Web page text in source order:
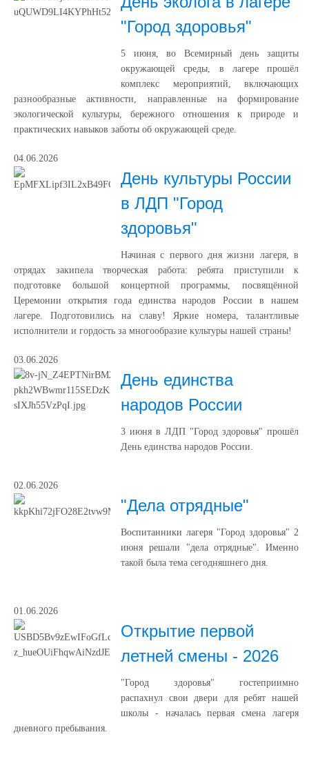
"Город здоровья"
5 июня, во Всемирный день защиты
окружающей среды, в лагере прошёл
комплекс мероприятий, включающих
разнообразные активности, направленные на формирование
экологической культуры, бережного отношения к природе и
практических навыков заботы об окружающей среде.
04.06.2026
День культуры России
в ЛДП "Город
здоровья"
Начиная с первого дня жизни лагеря, в
отрядах закипела творческая работа: ребята приступили к
подготовке большой концертной программы, посвящённой
Церемонии открытия года единства народов России в нашем
лагере. Подготовились на славу! Яркие номера, талантливые
исполнители и гордость за многообразие культуры нашей страны!
03.06.2026
День единства
народов России
3 июня в ЛДП "Город здоровья" прошёл
День единства народов России.
02.06.2026
"Дела отрядные"
Воспитанники лагеря "Город здоровья" 2
июня решали "дела отрядные". Именно
такой была тема сегодняшнего дня.
01.06.2026
Открытие первой
летней смены - 2026
"Город здоровья" гостеприимно
распахнул свои двери для ребят нашей
школы - началась первая смена лагеря
дневного пребывания.